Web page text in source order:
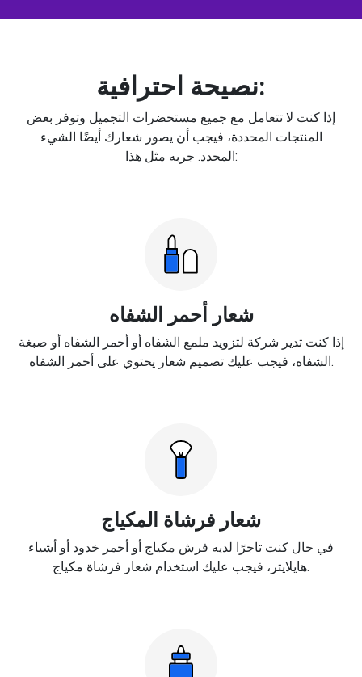
نصيحة احترافية:
إذا كنت لا تتعامل مع جميع مستحضرات التجميل وتوفر بعض
المنتجات المحددة، فيجب أن يصور شعارك أيضًا الشيء
المحدد. جربه مثل هذا:
شعار أحمر الشفاه
إذا كنت تدير شركة لتزويد ملمع الشفاه أو أحمر الشفاه أو صبغة
الشفاه، فيجب عليك تصميم شعار يحتوي على أحمر الشفاه.
شعار فرشاة المكياج
في حال كنت تاجرًا لديه فرش مكياج أو أحمر خدود أو أشياء
هايلايتر، فيجب عليك استخدام شعار فرشاة مكياج.